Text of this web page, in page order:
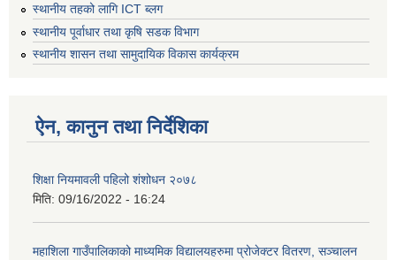
स्थानीय तहको लागि ICT ब्लग
स्थानीय पूर्वाधार तथा कृषि सडक विभाग
स्थानीय शासन तथा सामुदायिक विकास कार्यक्रम
ऐन, कानुन तथा निर्देशिका
शिक्षा नियमावली पहिलो शंशोधन २०७८
मिति: 09/16/2022 - 16:24
महाशिला गाउँपालिकाको माध्यमिक विद्यालयहरुमा प्रोजेक्टर वितरण, सञ्चालन